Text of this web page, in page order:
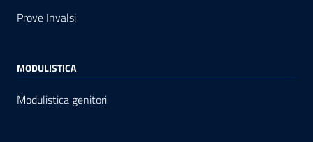
Prove Invalsi
MODULISTICA
Modulistica genitori